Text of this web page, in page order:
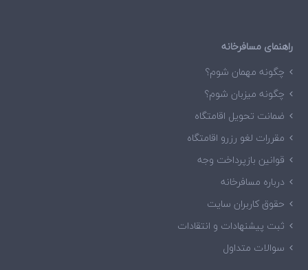
راهنمای مسافرخانه
چگونه مهمان شوم؟
چگونه میزبان شوم؟
ضمانت تحویل اقامتگاه
مقررات لغو رزرو اقامتگاه
قوانین بازپرداخت وجه
درباره مسافرخانه
حقوق کاربران سایت
ثبت پیشنهادات و انتقادات
سوالات متداول